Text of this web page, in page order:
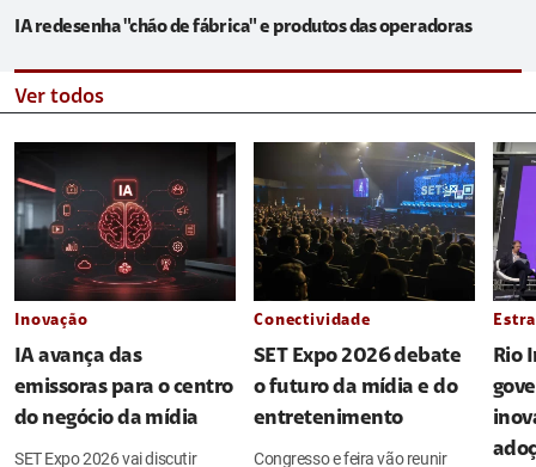
IA redesenha "chão de fábrica" e produtos das operadoras
Ver todos
Inovação
IA avança das
emissoras para o centro
do negócio da mídia
SET Expo 2026 vai discutir
Conectividade
SET Expo 2026 debate
o futuro da mídia e do
entretenimento
Congresso e feira vão reunir
Rio